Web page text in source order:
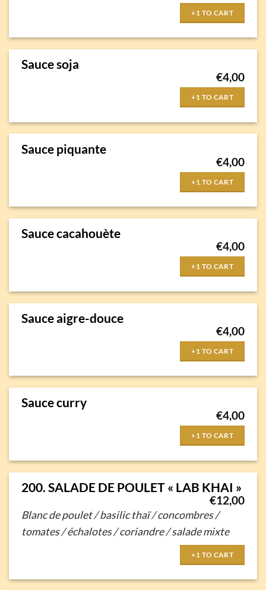
+1 TO CART
Sauce soja
€4,00
+1 TO CART
Sauce piquante
€4,00
+1 TO CART
Sauce cacahouète
€4,00
+1 TO CART
Sauce aigre-douce
€4,00
+1 TO CART
Sauce curry
€4,00
+1 TO CART
200. SALADE DE POULET « LAB KHAI »
€12,00
Blanc de poulet / basilic thaï / concombres /
tomates /échalotes / coriandre / salade mixte
+1 TO CART